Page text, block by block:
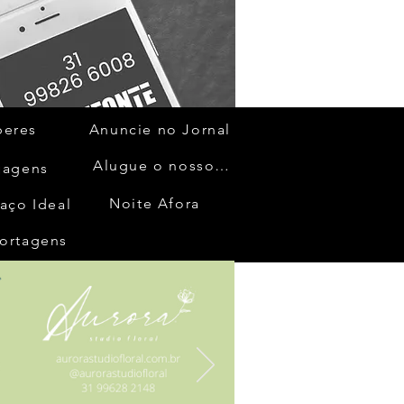
Ideal
Anuncie no Jornal
Alugue o nosso espaço
Noite Afora